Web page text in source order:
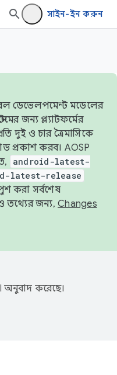
সাইন-ইন করুন
ডেভেলপমেন্ট মডেলের
জন্য প্ল্যাটফর্মের
দুই ও চার ত্রৈমাসিকে
প্রকাশ করব। AOSP
android-latest-
latest-release
পুশ করা সর্বশেষ
তথ্যের জন্য, Changes
অনুবাদ করেছে।